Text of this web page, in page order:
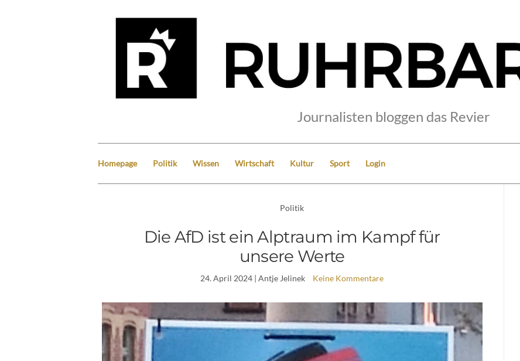
Journalisten bloggen das Revier
Homepage Politik Wissen Wirtschaft Kultur Sport Login
Politik
Die AfD ist ein Alptraum im Kampf für
unsere Werte
24. April 2024 | Antje Jelinek Keine Kommentare